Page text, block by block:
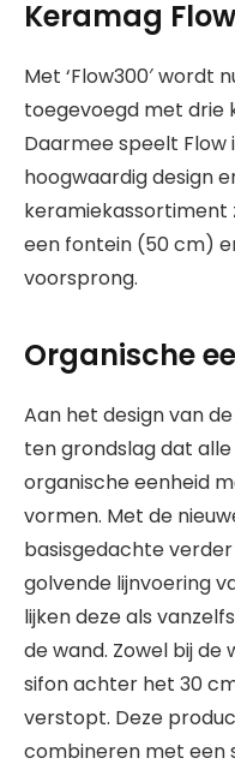
Keramag
Met ‘Flow300′ wordt
toegevoegd met drie
Daarmee speelt Flow
hoogwaardig design
keramiekassortiment
een fontein (50 cm)
voorsprong.
Organische
Aan het design van
ten grondslag dat
organische eenheid
vormen. Met de
basisgedachte
golvende lijnvoering
lijken deze als
de wand. Zowel bij de
sifon achter het 30
verstopt. Deze
combineren met een